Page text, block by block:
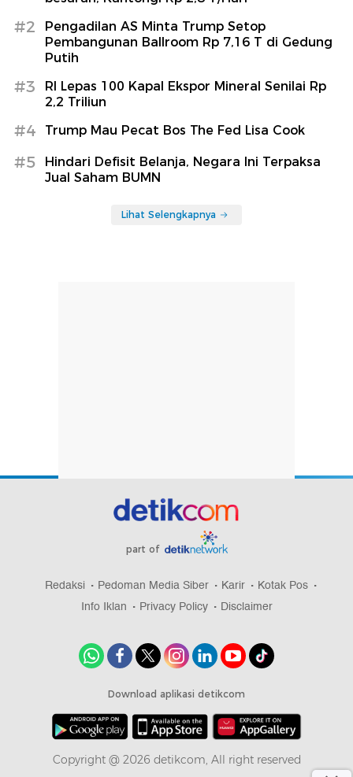
#2
Pengadilan AS Minta Trump Setop
Pembangunan Ballroom Rp 7,16 T di Gedung
Putih
#3
RI Lepas 100 Kapal Ekspor Mineral Senilai Rp
2,2 Triliun
#4 Trump Mau Pecat Bos The Fed Lisa Cook
#5
Hindari Defisit Belanja, Negara Ini Terpaksa
Jual Saham BUMN
Lihat Selengkapnya
part of
Redaksi Pedoman Media Siber Karir
Kotak Pos
Info Iklan
Privacy Policy Disclaimer
Download aplikasi detikcom
Copyright @ 2026 detikcom, All right reserved